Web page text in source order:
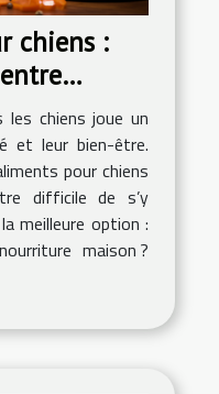
chiens :
ou
?
les chiens joue un
et leur bien-être.
pour chiens
difficile de s’y
meilleure option :
maison ?